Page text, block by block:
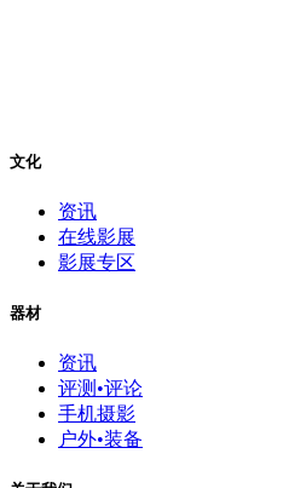
文化
资讯
在线影展
影展专区
器材
资讯
评测•评论
手机摄影
户外•装备